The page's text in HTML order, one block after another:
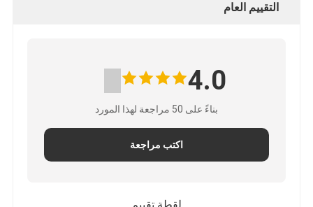
التقييم العام
4.0
بناءً على 50 مراجعة لهذا المورد
اكتب مراجعة